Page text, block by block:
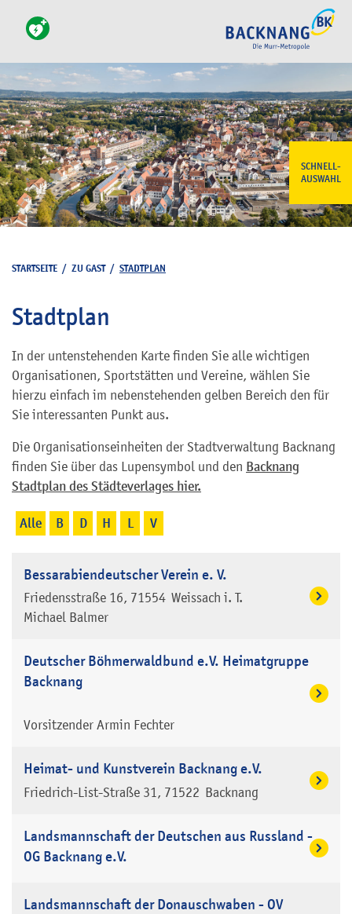
SCHNELL-
AUSWAHL
STARTSEITE / ZU GAST/ STADTPLAN
Stadtplan
In der untenstehenden Karte finden Sie alle wichtigen
Organisationen, Sportstätten und Vereine, wählen Sie
hierzu einfach im nebenstehenden gelben Bereich den für
Sie interessanten Punkt aus.
Die Organisationseinheiten der Stadtverwaltung Backnang
finden Sie über das Lupensymbol und den Backnang
Stadtplan des Städteverlages hier.
Alle B D H L V
Bessarabiendeutscher Verein e. V.
Friedensstraße 16 71554 Weissach i. T.
Michael Balmer
Deutscher Böhmerwaldbund e.V. Heimatgruppe
Backnang
Vorsitzender Armin Fechter
Heimat- und Kunstverein Backnang e.V.
Friedrich-List-Straße 31 71522 Backnang
Landsmannschaft der Deutschen aus Russland -
OG Backnang e.V.
Landsmannschaft der Donauschwaben - OV